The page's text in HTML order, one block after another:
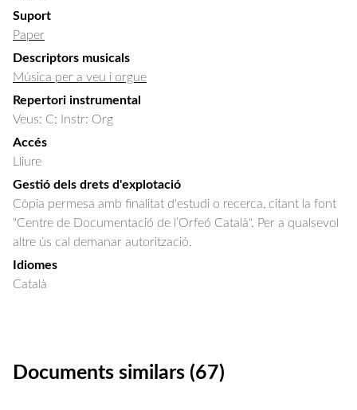
Suport
Paper
Descriptors musicals
Música per a veu i orgue
Repertori instrumental
Veus: C; Instr: Org
Accés
Lliure
Gestió dels drets d'explotació
Còpia permesa amb finalitat d'estudi o recerca, citant la font
"Centre de Documentació de l’Orfeó Català". Per a qualsevol
altre ús cal demanar autorització.
Idiomes
Català
Documents similars (67)